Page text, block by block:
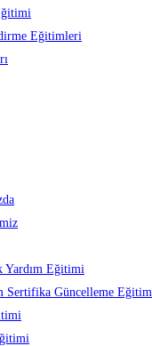
Eğitimleri
Yardım Eğitimi
Sertifika Güncelleme